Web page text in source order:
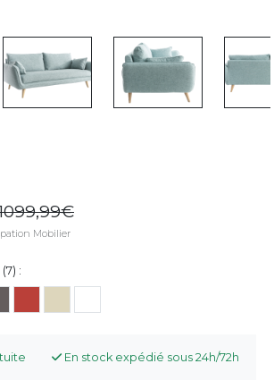
Mobilier
:
En stock expédié sous 24h/72h